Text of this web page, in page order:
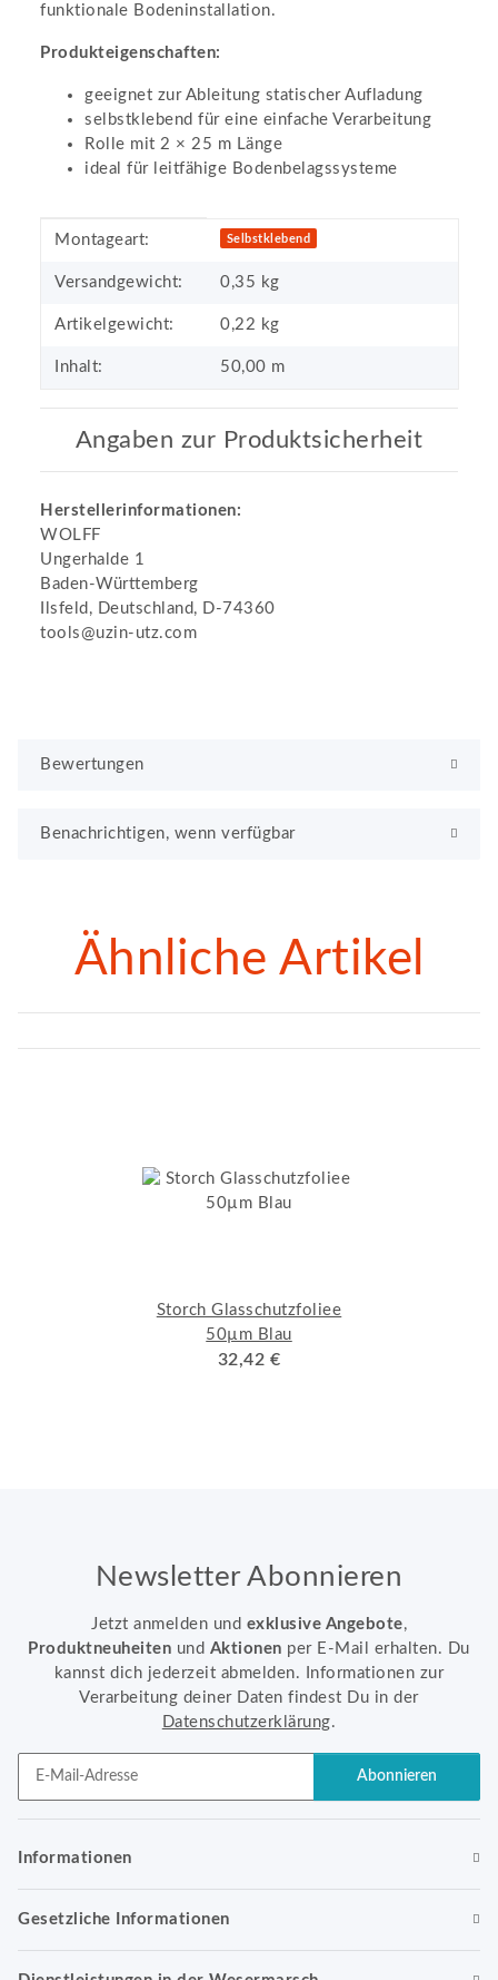
funktionale Bodeninstallation.
Produkteigenschaften:
geeignet zur Ableitung statischer Aufladung
selbstklebend für eine einfache Verarbeitung
Rolle mit 2 × 25 m Länge
ideal für leitfähige Bodenbelagssysteme
Produkteigenschaft
Wert
Montageart: Selbstklebend
Versandgewicht: 0,35 kg
Artikelgewicht: 0,22 kg
Inhalt: 50,00 m
Angaben zur Produktsicherheit
Herstellerinformationen:
WOLFF
Ungerhalde 1
Baden-Württemberg
Ilsfeld, Deutschland, D-74360
tools@uzin-utz.com
Bewertungen
Benachrichtigen, wenn verfügbar
Ähnliche Artikel
Storch Glasschutzfoliee
50µm Blau
32,42 €
Newsletter Abonnieren
Jetzt anmelden und exklusive Angebote,
Produktneuheiten und Aktionen per E-Mail erhalten. Du
kannst dich jederzeit abmelden. Informationen zur
Verarbeitung deiner Daten findest Du in der
Datenschutzerklärung.
Abonnieren
Informationen
Gesetzliche Informationen